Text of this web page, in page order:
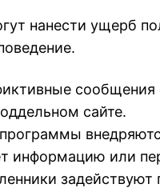
нанести ущерб
сайте.
информацию или